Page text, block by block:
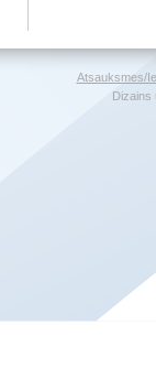
Atsauksmes/
Dizains